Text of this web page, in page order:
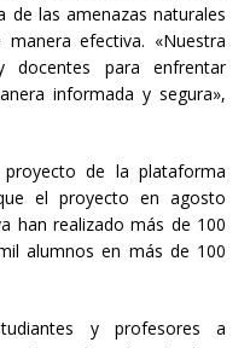
de las amenazas naturales
efectiva. «Nuestra
para enfrentar
informada y segura»,
de la plataforma
el proyecto en agosto
han realizado más de 100
alumnos en más de 100
y profesores a